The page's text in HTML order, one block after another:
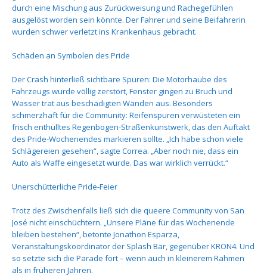
durch eine Mischung aus Zurückweisung und Rachegefühlen
ausgelöst worden sein könnte. Der Fahrer und seine Beifahrerin
wurden schwer verletzt ins Krankenhaus gebracht.
Schäden an Symbolen des Pride
Der Crash hinterließ sichtbare Spuren: Die Motorhaube des
Fahrzeugs wurde völlig zerstört, Fenster gingen zu Bruch und
Wasser trat aus beschädigten Wänden aus. Besonders
schmerzhaft für die Community: Reifenspuren verwüsteten ein
frisch enthülltes Regenbogen-Straßenkunstwerk, das den Auftakt
des Pride-Wochenendes markieren sollte. „Ich habe schon viele
Schlägereien gesehen“, sagte Correa. „Aber noch nie, dass ein
Auto als Waffe eingesetzt wurde. Das war wirklich verrückt.“
Unerschütterliche Pride-Feier
Trotz des Zwischenfalls ließ sich die queere Community von San
José nicht einschüchtern. „Unsere Pläne für das Wochenende
bleiben bestehen“, betonte Jonathon Esparza,
Veranstaltungskoordinator der Splash Bar, gegenüber KRON4. Und
so setzte sich die Parade fort – wenn auch in kleinerem Rahmen
als in früheren Jahren.